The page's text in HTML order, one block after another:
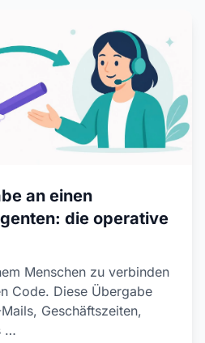
an einen
die operative
Menschen zu verbinden
Code. Diese Übergabe
Geschäftszeiten,
…